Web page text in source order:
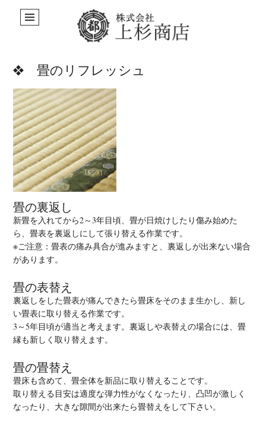
畳のリフレッシュ
畳の裏返し
新畳を入れてから2～3年目頃、畳が日焼けしたり傷み始めた
ら、畳表を裏返しにして張り替える作業です。
※ご注意：畳表の痛み具合が進みますと、裏返しが出来ない場合
があります。
畳の表替え
裏返しをした畳表が痛んできたら畳床をそのまま生かし、新し
い畳表に取り替える作業です。
3～5年目頃が適当と考えます。裏返しや表替えの場合には、畳
縁も新しく取り替えます。
畳の畳替え
畳床も含めて、畳全体を新品に取り替えることです。
取り替える目安は適度な弾力性がなくなったり、凸凹が激しく
なったり、大きな隙間が出来たら畳替えをして下さい。